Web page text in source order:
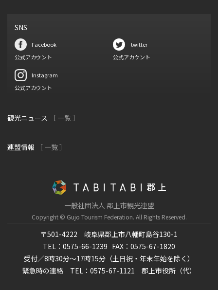
SNS
Facebook
公式アカウント
twitter
公式アカウント
Instagram
公式アカウント
観光ニュース ［ 一覧 ］
連盟情報 ［ 一覧 ］
一般社団法人 郡上市観光連盟
Copyright © Gujo Tourism Federation. All Rights Reserved.
〒501-4222 岐阜県郡上市八幡町島谷130-1
TEL：0575-66-1239 FAX：0575-67-1820
受付／8時30分～17時15分（土日祝・年末年始を除く）
緊急時の連絡 TEL：0575-67-1121 郡上市役所（代）